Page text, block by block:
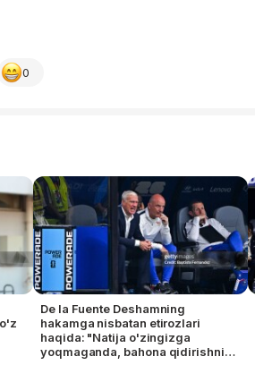
0
De la Fuente Deshamning
hakamga nisbatan etirozlari
haqida: "Natija o'zingizga
yoqmaganda, bahona qidirishni